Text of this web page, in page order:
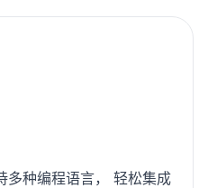
多种编程语言， 轻松集成